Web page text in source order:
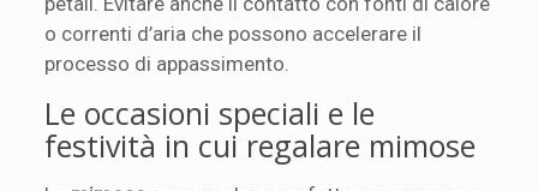
o correnti d’aria che possono accelerare il
processo di appassimento.
Le occasioni speciali e le
festività in cui regalare mimose